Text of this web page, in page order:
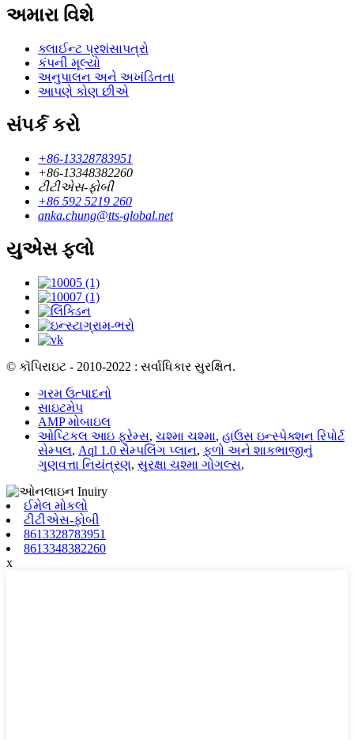
અમારા વિશે
ક્લાઈન્ટ પ્રશંસાપત્રો
કંપની મૂલ્યો
અનુપાલન અને અખંડિતતા
આપણે કોણ છીએ
સંપર્ક કરો
+86-13328783951
+86-13348382260
ટીટીએસ-ફોબી
+86 592 5219 260
anka.chung@tts-global.net
યુએસ ફ્લો
© કૉપિરાઇટ - 2010-2022 : સર્વાધિકાર સુરક્ષિત.
ગરમ ઉત્પાદનો
સાઇટમેપ
AMP મોબાઇલ
ઓપ્ટિકલ આઇ ફ્રેમ્સ, ચશ્મા ચશ્મા, હાઉસ ઇન્સ્પેક્શન રિપોર્ટ
સેમ્પલ, Aql 1.0 સેમ્પલિંગ પ્લાન, ફળો અને શાકભાજીનું
ગુણવત્તા નિયંત્રણ, સુરક્ષા ચશ્મા ગોગલ્સ,
ઈમેલ મોકલો
ટીટીએસ-ફોબી
8613328783951
8613348382260
x